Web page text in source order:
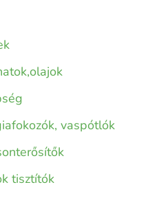
vaspótlók
tisztítók